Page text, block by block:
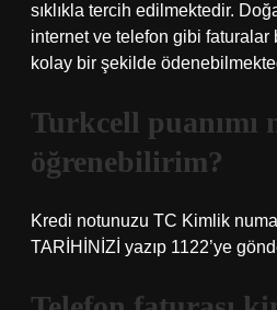
sıklıkla tercih edilmektedir.
internet ve telefon gibi faturalar
kolay bir şekilde
Turkcell puanımı
öğrenebilirim?
Kredi notunuzu TC Kimlik
TARİHİNİZİ yazıp 1122’ye